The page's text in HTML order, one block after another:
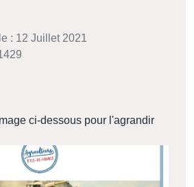
: 12 Juillet 2021
ci-dessous pour l'agrandir